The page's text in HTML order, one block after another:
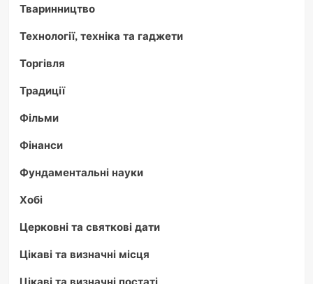
Тваринництво
Технології, техніка та гаджети
Торгівля
Традиції
Фільми
Фінанси
Фундаментальні науки
Хобі
Церковні та святкові дати
Цікаві та визначні місця
Цікаві та визначні постаті